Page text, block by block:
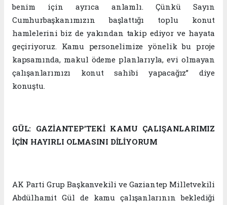
benim için ayrıca anlamlı. Çünkü Sayın
Cumhurbaşkanımızın başlattığı toplu konut
hamlelerini biz de yakından takip ediyor ve hayata
geçiriyoruz. Kamu personelimize yönelik bu proje
kapsamında, makul ödeme planlarıyla, evi olmayan
çalışanlarımızı konut sahibi yapacağız” diye
konuştu.
GÜL: GAZİANTEP’TEKİ KAMU ÇALIŞANLARIMIZ
İÇİN HAYIRLI OLMASINI DİLİYORUM
AK Parti Grup Başkanvekili ve Gaziantep Milletvekili
Abdülhamit Gül de kamu çalışanlarının beklediği